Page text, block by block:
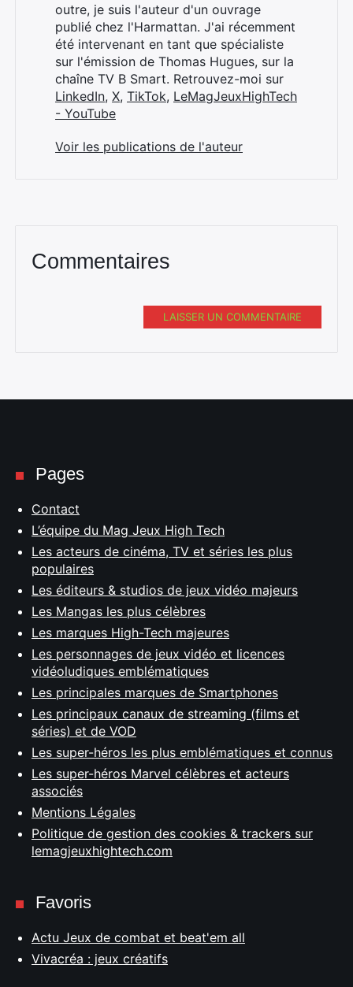
outre, je suis l'auteur d'un ouvrage
publié chez l'Harmattan. J'ai récemment
été intervenant en tant que spécialiste
sur l'émission de Thomas Hugues, sur la
chaîne TV B Smart. Retrouvez-moi sur
LinkedIn, X, TikTok, LeMagJeuxHighTech
- YouTube
Voir les publications de l'auteur
Commentaires
LAISSER UN COMMENTAIRE
Pages
Contact
L’équipe du Mag Jeux High Tech
Les acteurs de cinéma, TV et séries les plus
populaires
Les éditeurs & studios de jeux vidéo majeurs
Les Mangas les plus célèbres
Les marques High-Tech majeures
Les personnages de jeux vidéo et licences
vidéoludiques emblématiques
Les principales marques de Smartphones
Les principaux canaux de streaming (films et
séries) et de VOD
Les super-héros les plus emblématiques et connus
Les super-héros Marvel célèbres et acteurs
associés
Mentions Légales
Politique de gestion des cookies & trackers sur
lemagjeuxhightech.com
Favoris
Actu Jeux de combat et beat'em all
Vivacréa : jeux créatifs
: